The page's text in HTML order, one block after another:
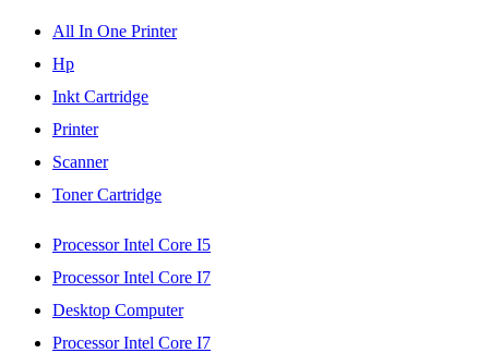
All In One Printer
Hp
Inkt Cartridge
Printer
Scanner
Toner Cartridge
Processor Intel Core I5
Processor Intel Core I7
Desktop Computer
Processor Intel Core I7